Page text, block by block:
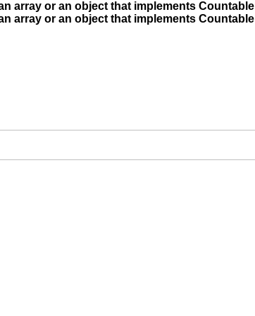
array or an object that implements Countable
array or an object that implements Countable